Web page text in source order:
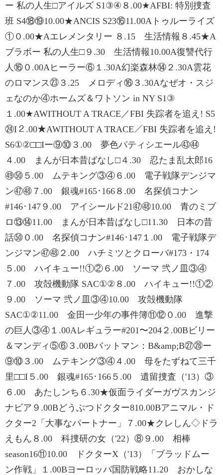
ー 私の人生□アイルズ S1③④８.00★AFBI: 特別捜査
班 S4⑱⑲10.00★ANCIS S23⑯11.00Aトゥルーライズ
①０.00★Aエレメンタリー ８.15 生活情報８.45★A
ブラボー 私の人生□９.30 生活情報10.00A復讐代行
人⑯０.00Aヒーラー⑥１.30A幻楽森林⑭２.30A雲花
のロマンス㉓３.25 メロディ⑯３.30Aなぜオ・スジ
ェなのか④ホームズ＆ワトソン in NY S1③
１.00★AWITHOUT A TRACE／FBI 失踪者を追え! S5
㉔I２.00★AWITHOUT A TRACE／FBI 失踪者を追え!
S6①②□□Iー⑨⑩３.00 夢色パティシエール㊸㊹
４.00 まんが日本昔ばなし□４.30 忍たま乱太郎16
㊾㊿５.00 ムテキング③④６.00 電子戦隊デンジマ
ン㊼㊽７.00 銀魂#165･166８.00 名探偵コナン
#146･147９.00 アイシールド21㊼㊽10.00 青のミブ
ロ⑬⑭11.00 まんが日本昔ばなし□11.30 日本の昔
話㊿０.00 名探偵コナン#146･147１.00 電子戦隊デ
ンジマン㊼㊽２.00 ハチミツとクローバ#173・174
５.00 ハイキュー!!①②６.00 ソーマ 弐ノ皿③④
７.00 攻殻機動隊 SAC①②８.00 ハイキュー!!①②
９.00 ソーマ 弐ノ皿③④10.00 攻殻機動隊
SAC①②11.00 金田一少年の事件簿⑪⑫０.00 進撃
の巨人③④１.00Aレギュラー#201〜204２.00Bビリー
＆マンディ⑤⑥３.00Bバットマン：B&amp;B㉗㉘ー
⑨⑩３.00 ムテキング③④４.00 母をたずねて三千
里□□I５.00 銀魂#165･166５.00 遺留捜査（'13）③
６.00 あたしンち６.30★仮面ライダーガヴスカンジ
ナビア９.00Bどうぶつドクター810.00Bアニマル・ド
クター2「大事なパートナー」７.00★クレしん◇ドラ
えもん８.00 科捜研の女（'22）⑧９.00 相棒
season16⑪10.00 ドクターX（'13）「ブラッドムー
ン作戦」１.00Bヨーロッパ国防戦略11.20 おかしな